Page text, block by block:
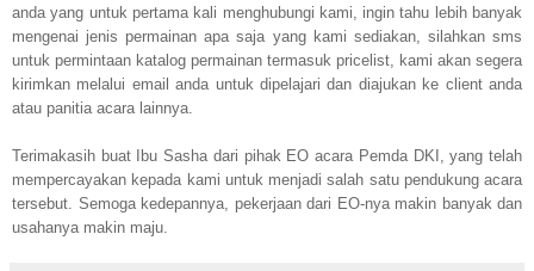
anda yang untuk pertama kali menghubungi kami, ingin tahu lebih banyak
mengenai jenis permainan apa saja yang kami sediakan, silahkan sms
untuk permintaan katalog permainan termasuk pricelist, kami akan segera
kirimkan melalui email anda untuk dipelajari dan diajukan ke client anda
atau panitia acara lainnya.
Terimakasih buat Ibu Sasha dari pihak EO acara Pemda DKI, yang telah
mempercayakan kepada kami untuk menjadi salah satu pendukung acara
tersebut. Semoga kedepannya, pekerjaan dari EO-nya makin banyak dan
usahanya makin maju.